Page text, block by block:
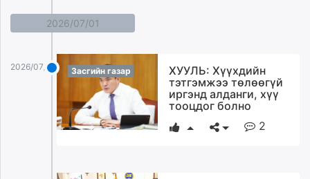
2026/07/01
2026/07/01 Засгийн газар
ХУУЛЬ: Хүүхдийн
тэтгэмжээ төлөөгүй
иргэнд алданги, хүү
тооцдог болно
2